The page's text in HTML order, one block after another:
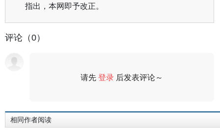
指出，本网即予改正。
评论（0）
请先登录 后发表评论～
相同作者阅读